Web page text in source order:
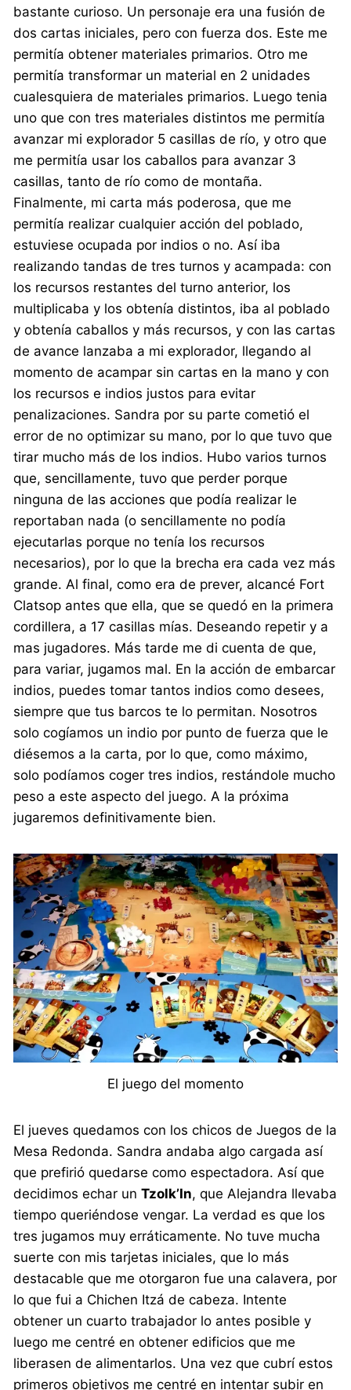
bastante curioso. Un personaje era una fusión de
dos cartas iniciales, pero con fuerza dos. Este me
permitía obtener materiales primarios. Otro me
permitía transformar un material en 2 unidades
cualesquiera de materiales primarios. Luego tenia
uno que con tres materiales distintos me permitía
avanzar mi explorador 5 casillas de río, y otro que
me permitía usar los caballos para avanzar 3
casillas, tanto de río como de montaña.
Finalmente, mi carta más poderosa, que me
permitía realizar cualquier acción del poblado,
estuviese ocupada por indios o no. Así iba
realizando tandas de tres turnos y acampada: con
los recursos restantes del turno anterior, los
multiplicaba y los obtenía distintos, iba al poblado
y obtenía caballos y más recursos, y con las cartas
de avance lanzaba a mi explorador, llegando al
momento de acampar sin cartas en la mano y con
los recursos e indios justos para evitar
penalizaciones. Sandra por su parte cometió el
error de no optimizar su mano, por lo que tuvo que
tirar mucho más de los indios. Hubo varios turnos
que, sencillamente, tuvo que perder porque
ninguna de las acciones que podía realizar le
reportaban nada (o sencillamente no podía
ejecutarlas porque no tenía los recursos
necesarios), por lo que la brecha era cada vez más
grande. Al final, como era de prever, alcancé Fort
Clatsop antes que ella, que se quedó en la primera
cordillera, a 17 casillas mías. Deseando repetir y a
mas jugadores. Más tarde me di cuenta de que,
para variar, jugamos mal. En la acción de embarcar
indios, puedes tomar tantos indios como desees,
siempre que tus barcos te lo permitan. Nosotros
solo cogíamos un indio por punto de fuerza que le
diésemos a la carta, por lo que, como máximo,
solo podíamos coger tres indios, restándole mucho
peso a este aspecto del juego. A la próxima
jugaremos definitivamente bien.
El juego del momento
El jueves quedamos con los chicos de Juegos de la
Mesa Redonda. Sandra andaba algo cargada así
que prefirió quedarse como espectadora. Así que
decidimos echar unTzolk’In, que Alejandra llevaba
tiempo queriéndose vengar. La verdad es que los
tres jugamos muy erráticamente. No tuve mucha
suerte con mis tarjetas iniciales, que lo más
destacable que me otorgaron fue una calavera, por
lo que fui a Chichen Itzá de cabeza. Intente
obtener un cuarto trabajador lo antes posible y
luego me centré en obtener edificios que me
liberasen de alimentarlos. Una vez que cubrí estos
primeros objetivos me centré en intentar subir en